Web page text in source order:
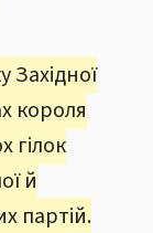
Західної
короля
гілок
й
партій.